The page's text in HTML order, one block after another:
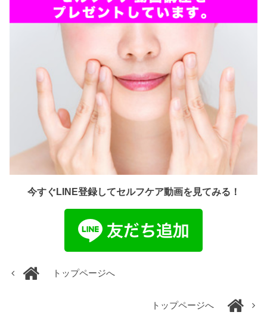
今すぐLINE登録してセルフケア動画を見てみる！
トップページへ
トップページへ